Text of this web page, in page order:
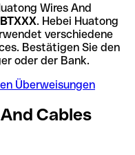
Wires And
. Hebei Huatong
verschiedene
Bestätigen Sie den
oder der Bank.
Überweisungen
Cables